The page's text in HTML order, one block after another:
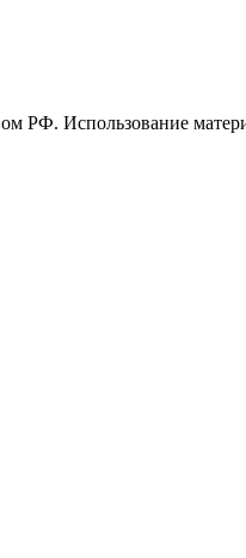
РФ. Использование